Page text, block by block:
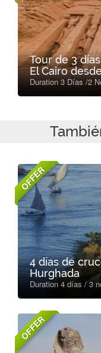
Tour de 3
El Cairo
Duration 3 Días /2
OFFER
4 días de
Hurghada
Duration 4 días / 3
OFFER